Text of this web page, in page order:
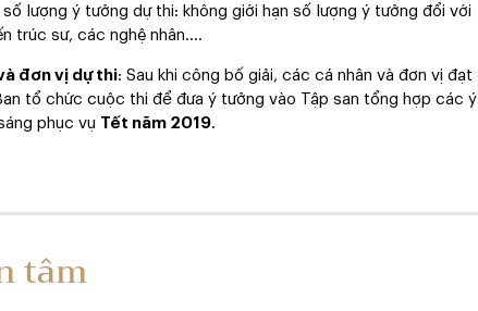
lượng ý tưởng dự thi: không giới hạn số lượng ý tưởng đổi với
trúc sư, các nghệ nhân….
đơn vị dự thi: Sau khi công bố giải, các cá nhân và đơn vị đạt
tổ chức cuộc thi để đưa ý tưởng vào Tập san tổng hợp các ý
phục vụ Tết năm 2019.
tâm